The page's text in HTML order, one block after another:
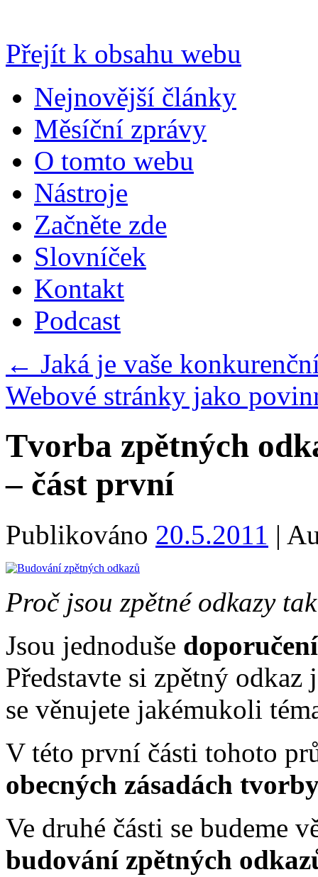
Přejít k obsahu webu
Nejnovější články
Měsíční zprávy
O tomto webu
Nástroje
Začněte zde
Slovníček
Kontakt
Podcast
← Jaká je vaše
Webové stránky jako
Tvorba zpětných
– část první
Publikováno 20.5.2011 |
Proč jsou zpětné odkazy
Jsou jednoduše
Představte si zpětný odkaz
se věnujete jakémukoli
V této první části tohoto
obecných zásadách
Ve druhé části se budeme
budování zpětných